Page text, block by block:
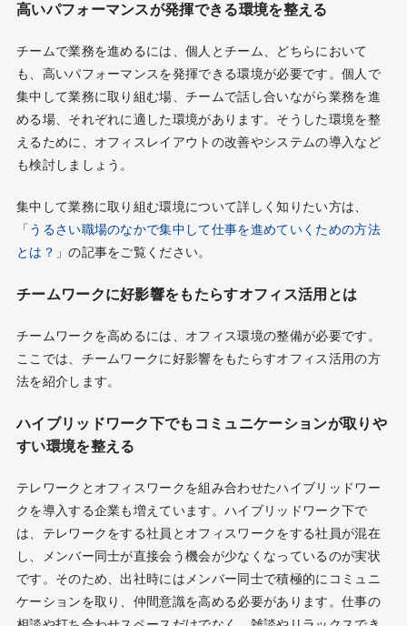
高いパフォーマンスが発揮できる環境を整える
チームで業務を進めるには、個人とチーム、どちらにおいて
も、高いパフォーマンスを発揮できる環境が必要です。個人で
集中して業務に取り組む場、チームで話し合いながら業務を進
める場、それぞれに適した環境があります。そうした環境を整
えるために、オフィスレイアウトの改善やシステムの導入など
も検討しましょう。
集中して業務に取り組む環境について詳しく知りたい方は、
「 うるさい職場のなかで集中して仕事を進めていくための方法
とは？ 」の記事をご覧ください。
チームワークに好影響をもたらすオフィス活用とは
チームワークを高めるには、オフィス環境の整備が必要です。
ここでは、チームワークに好影響をもたらすオフィス活用の方
法を紹介します。
ハイブリッドワーク下でもコミュニケーションが取りや
すい環境を整える
テレワークとオフィスワークを組み合わせたハイブリッドワー
クを導入する企業も増えています。ハイブリッドワーク下で
は、テレワークをする社員とオフィスワークをする社員が混在
し、メンバー同士が直接会う機会が少なくなっているのが実状
です。そのため、出社時にはメンバー同士で積極的にコミュニ
ケーションを取り、仲間意識を高める必要があります。仕事の